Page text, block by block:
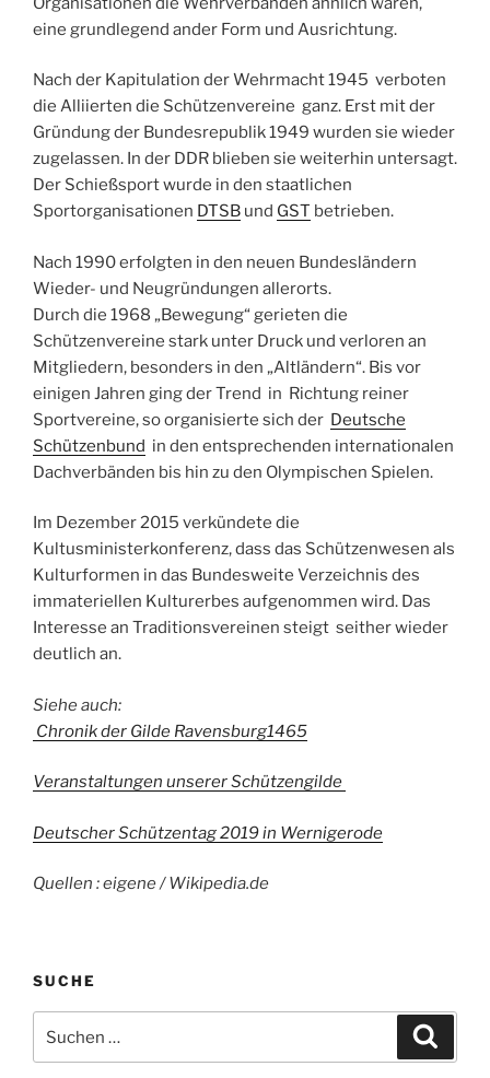
eine grundlegend ander Form und Ausrichtung.
Nach der Kapitulation der Wehrmacht 1945 verboten
die Alliierten die Schützenvereine ganz. Erst mit der
Gründung der Bundesrepublik 1949 wurden sie wieder
zugelassen. In der DDR blieben sie weiterhin untersagt.
Der Schießsport wurde in den staatlichen
Sportorganisationen DTSB und GST betrieben.
Nach 1990 erfolgten in den neuen Bundesländern
Wieder- und Neugründungen allerorts.
Durch die 1968 „Bewegung“ gerieten die
Schützenvereine stark unter Druck und verloren an
Mitgliedern, besonders in den „Altländern“. Bis vor
einigen Jahren ging der Trend in Richtung reiner
Sportvereine, so organisierte sich der Deutsche
Schützenbund in den entsprechenden internationalen
Dachverbänden bis hin zu den Olympischen Spielen.
Im Dezember 2015 verkündete die
Kultusministerkonferenz, dass das Schützenwesen als
Kulturformen in das Bundesweite Verzeichnis des
immateriellen Kulturerbes aufgenommen wird. Das
Interesse an Traditionsvereinen steigt seither wieder
deutlich an.
Siehe auch:
Chronik der Gilde Ravensburg1465
Veranstaltungen unserer Schützengilde
Deutscher Schützentag 2019 in Wernigerode
Quellen : eigene / Wikipedia.de
SUCHE
nach: